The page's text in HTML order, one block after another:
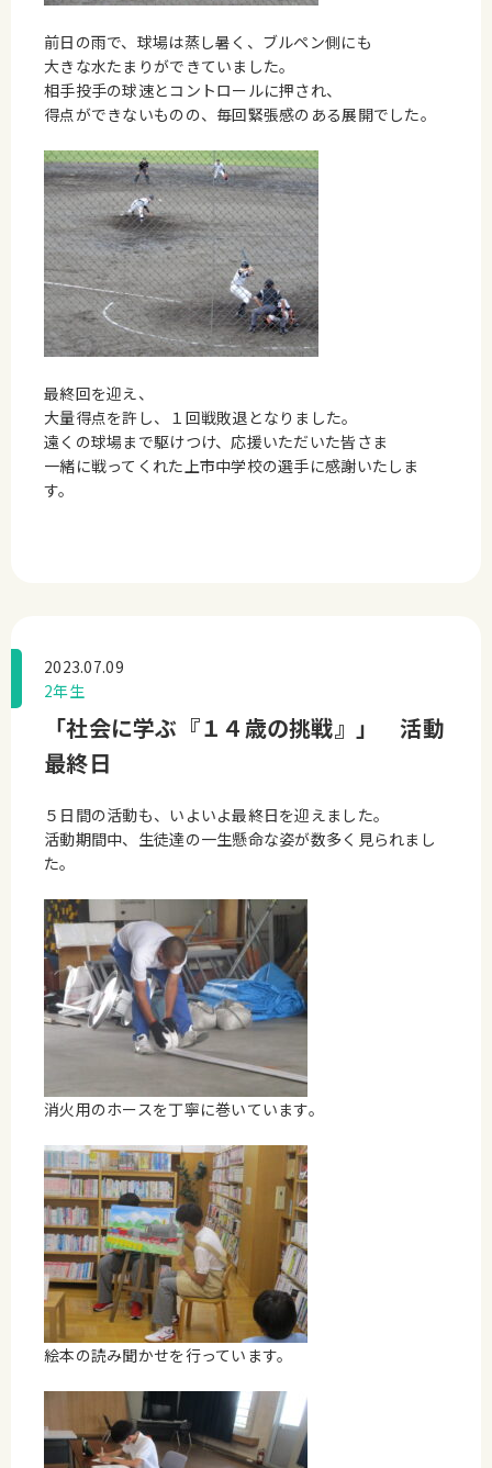
前日の雨で、球場は蒸し暑く、ブルペン側にも
大きな水たまりができていました。
相手投手の球速とコントロールに押され、
得点ができないものの、毎回緊張感のある展開でした。
最終回を迎え、
大量得点を許し、１回戦敗退となりました。
遠くの球場まで駆けつけ、応援いただいた皆さま
一緒に戦ってくれた上市中学校の選手に感謝いたしま
す。
2023.07.09
2年生
「社会に学ぶ『１４歳の挑戦』」 活動
最終日
５日間の活動も、いよいよ最終日を迎えました。
活動期間中、生徒達の一生懸命な姿が数多く見られまし
た。
消火用のホースを丁寧に巻いています。
絵本の読み聞かせを行っています。